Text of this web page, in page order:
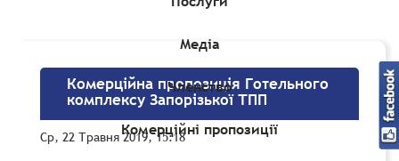
Медіа
Членство
Комерційні пропозиції
Комерційні пропозиції»Комерційна пропозиція
Комерційна пропозиція Готельного
комплексу Запорізької ТПП
Ср, 22 Травня 2019, 15:18